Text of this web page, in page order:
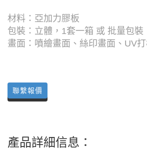
材料：亞加力膠板
包裝：立體，1套一箱 或 批量包裝
畫面：噴繪畫面、絲印畫面、UV
聯繫報價
產品詳細信息：